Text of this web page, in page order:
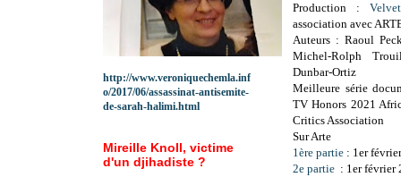
Production :
association avec
Auteurs : Raoul
Michel-Rolph
Dunbar-Ortiz
Meilleure série
TV Honors 2021
Critics Association
Sur Arte
1ère partie : 1er
2e partie : 1er février
http://www.veroniquechemla.inf
o/2017/06/assassinat-antisemite-
de-sarah-halimi.html
Mireille Knoll, victime
d'un djihadiste ?